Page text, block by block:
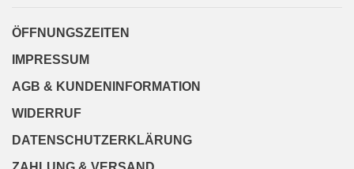
ÖFFNUNGSZEITEN
IMPRESSUM
AGB & KUNDENINFORMATION
WIDERRUF
DATENSCHUTZERKLÄRUNG